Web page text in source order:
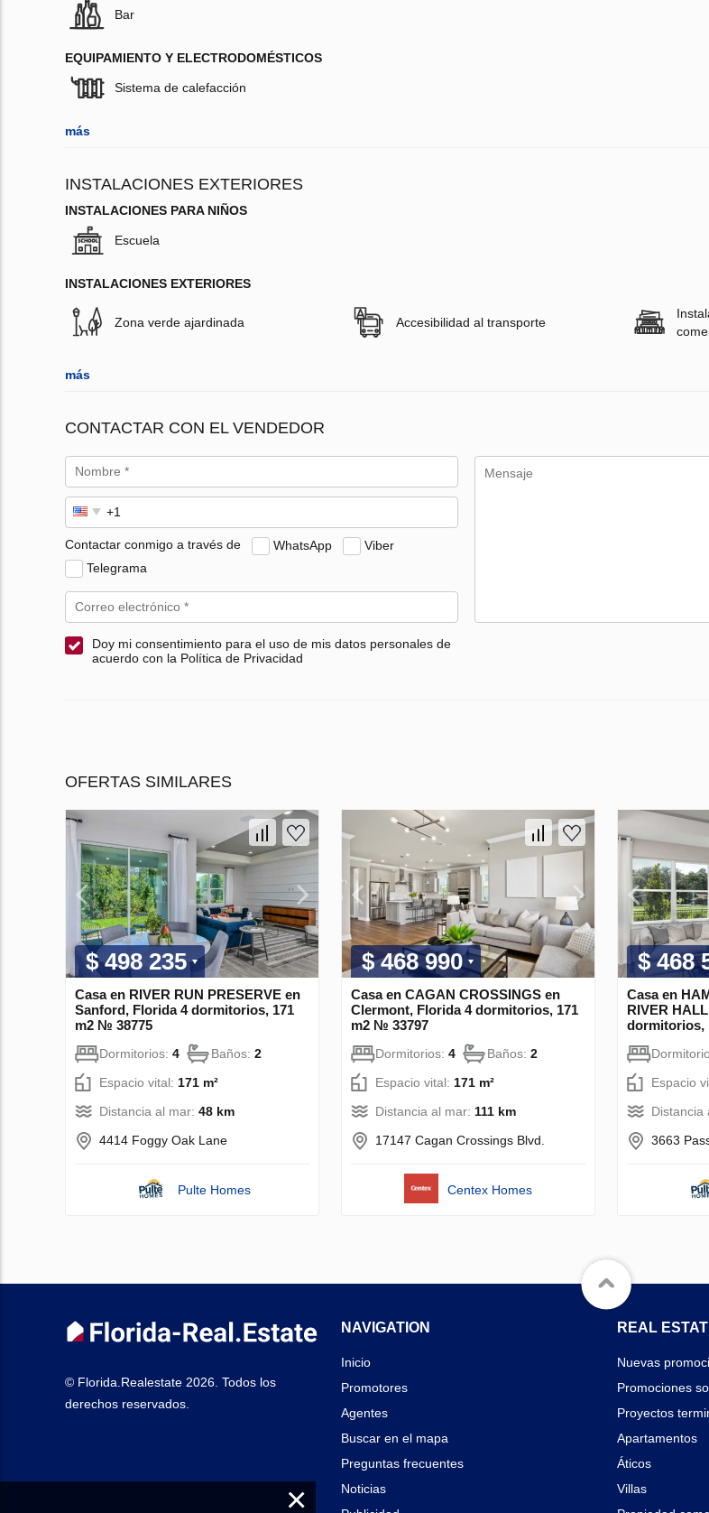
Bar
EQUIPAMIENTO Y ELECTRODOMÉSTICOS
Sistema de calefacción
más
INSTALACIONES EXTERIORES
INSTALACIONES PARA NIÑOS
Escuela
INSTALACIONES EXTERIORES
Zona verde ajardinada Accesibilidad al transporte
más
CONTACTAR CON EL VENDEDOR
Contactar conmigo a través de WhatsApp
Viber
Telegrama
Doy mi consentimiento para el uso de mis datos personales de
acuerdo con la Política de Privacidad
OFERTAS SIMILARES
$ 498 235
Casa en RIVER RUN PRESERVE en
Sanford, Florida 4 dormitorios, 171
m2 № 38775
Dormitorios: 4 Baños: 2
Espacio vital: 171 m²
Distancia al mar: 48 km
4414 Foggy Oak Lane
Pulte Homes
$ 468 990
Casa en CAGAN CROSSINGS en
Clermont, Florida 4 dormitorios, 171
m2 № 33797
Dormitorios: 4 Baños: 2
Espacio vital: 171 m²
Distancia al mar: 111 km
17147 Cagan Crossings Blvd.
Centex Homes
$ 468
Casa en
RIVER
dormitorios,
Espacio
Distancia
3663
© Florida.Realestate 2026. Todos los
derechos reservados.
NAVIGATION
Inicio
Promotores
Agentes
Buscar en el mapa
Preguntas frecuentes
Noticias
REAL
Nuevas
Promociones
Proyectos
Apartamentos
Áticos
Villas
×